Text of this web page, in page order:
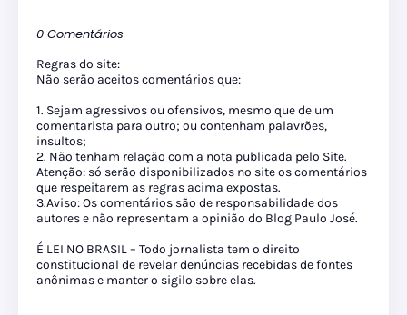
0 Comentários
Regras do site:
Não serão aceitos comentários que:
1. Sejam agressivos ou ofensivos, mesmo que de um
comentarista para outro; ou contenham palavrões,
insultos;
2. Não tenham relação com a nota publicada pelo Site.
Atenção: só serão disponibilizados no site os comentários
que respeitarem as regras acima expostas.
3.Aviso: Os comentários são de responsabilidade dos
autores e não representam a opinião do Blog Paulo José.
É LEI NO BRASIL – Todo jornalista tem o direito
constitucional de revelar denúncias recebidas de fontes
anônimas e manter o sigilo sobre elas.